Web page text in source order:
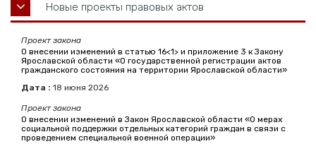
Новые проекты правовых актов
Проект закона
О внесении изменений в статью 16<1> и приложение 3 к Закону
Ярославской области «О государственной регистрации актов
гражданского состояния на территории Ярославской области»
Дата : 18 июня 2026
Проект закона
О внесении изменений в Закон Ярославской области «О мерах
социальной поддержки отдельных категорий граждан в связи с
проведением специальной военной операции»